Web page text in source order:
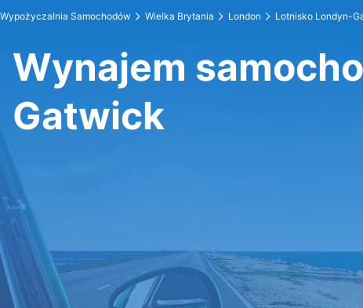
Wypożyczalnia Samochodów Wielka Brytania London Lotnisko Londyn-
Wynajem
Gatwick